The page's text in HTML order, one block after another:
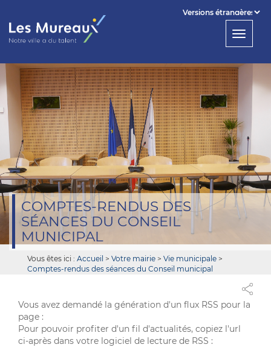
Powered by
Translate
COMPTES-RENDUS DES
SÉANCES DU CONSEIL
MUNICIPAL
Vous êtes ici : Accueil > Votre mairie > Vie municipale >
Comptes-rendus des séances du Conseil municipal
Vous avez demandé la génération d'un flux RSS pour la
page :
Pour pouvoir profiter d'un fil d'actualités, copiez l'url
ci-après dans votre logiciel de lecture de RSS :